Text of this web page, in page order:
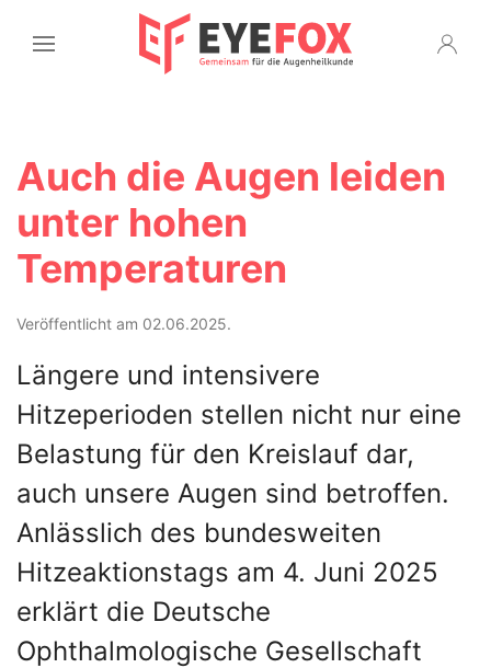
Auch die Augen leiden
unter hohen
Temperaturen
Veröffentlicht am 02.06.2025.
Längere und intensivere
Hitzeperioden stellen nicht nur eine
Belastung für den Kreislauf dar,
auch unsere Augen sind betroffen.
Anlässlich des bundesweiten
Hitzeaktionstags am 4. Juni 2025
erklärt die Deutsche
Ophthalmologische Gesellschaft